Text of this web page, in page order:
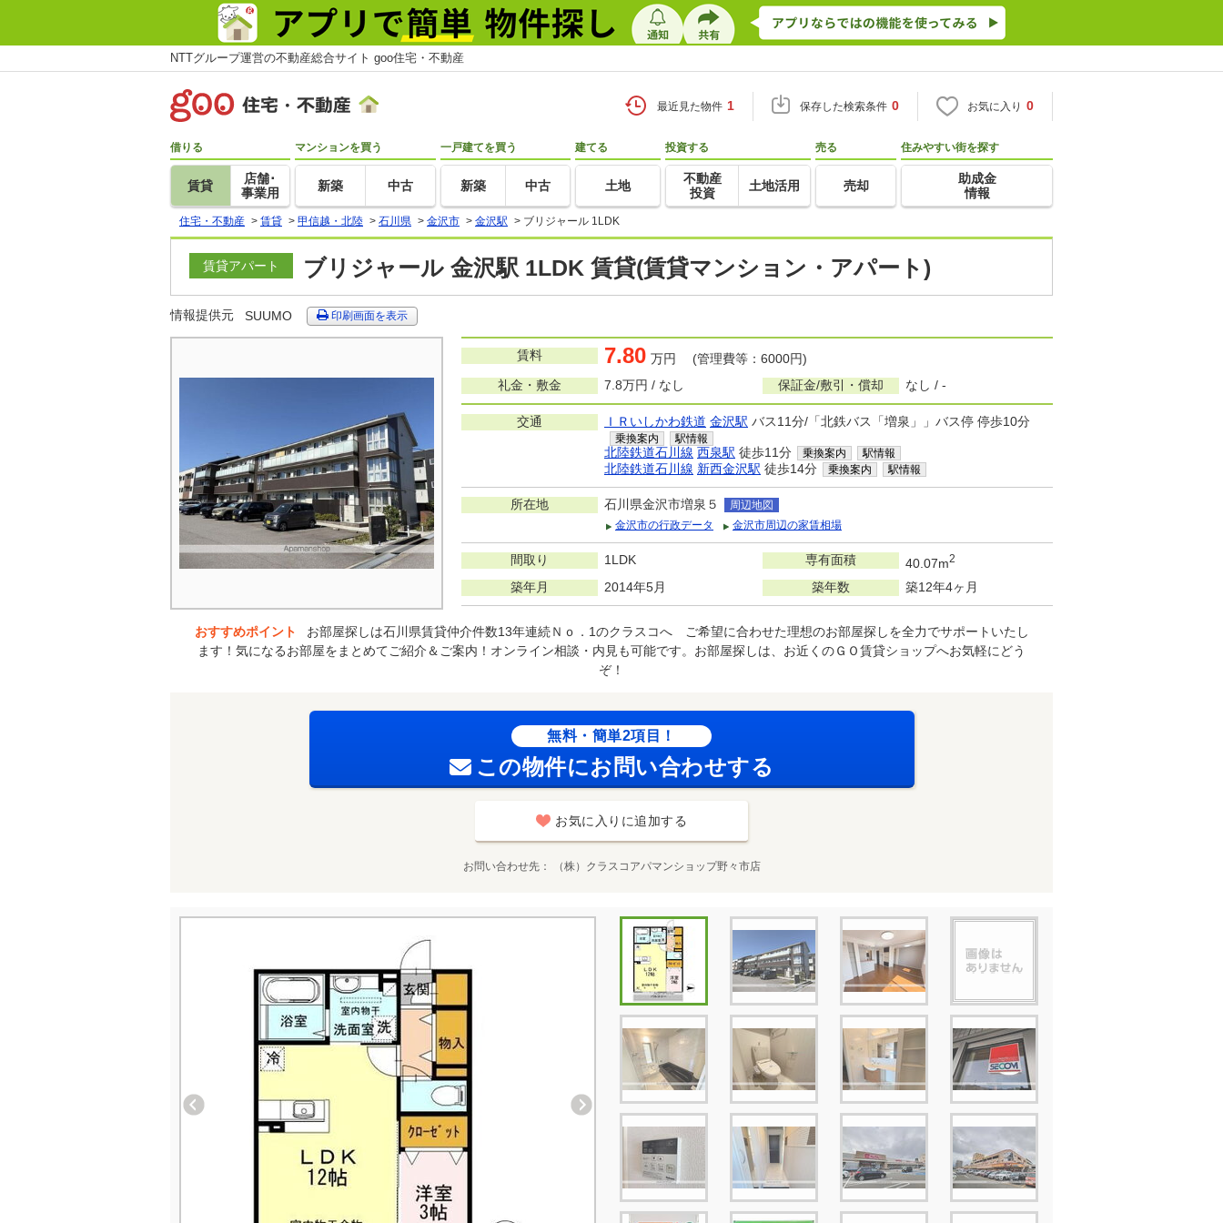
NTTグループ運営の不動産総合サイト goo住宅・不動産
最近見た物件 1 保存した検索条件 0 お気に入り 0
借りる
賃貸
店舗･
事業用
マンションを買う
新築 中古
一戸建てを買う
新築 中古
建てる
土地
投資する
不動産
投資
土地活用
売る
売却
住みやすい街を探す
助成金
情報
住宅・不動産 > 賃貸 > 甲信越・北陸 > 石川県 > 金沢市 > 金沢駅 > ブリジャール 1LDK
賃貸アパート ブリジャール 金沢駅 1LDK 賃貸(賃貸マンション・アパート)
情報提供元 SUUMO 印刷画面を表示
賃料 7.80 万円 (管理費等：6000円)
礼金・敷金
7.8万円 / なし 保証金/敷引・償却 なし / -
交通 ＩＲいしかわ鉄道 金沢駅 バス11分/「北鉄バス「増泉」」バス停 停歩10分
乗換案内 駅情報
北陸鉄道石川線 西泉駅 徒歩11分 乗換案内 駅情報
北陸鉄道石川線 新西金沢駅 徒歩14分 乗換案内 駅情報
所在地 石川県金沢市増泉５
周辺地図
金沢市の行政データ
金沢市周辺の家賃相場
間取り 1LDK 専有面積 40.07m2
築年月 2014年5月 築年数 築12年4ヶ月
おすすめポイント
お部屋探しは石川県賃貸仲介件数13年連続Ｎｏ．1のクラスコへ ご希望に合わせた理想のお部屋探しを全力でサポートいたし
ます！気になるお部屋をまとめてご紹介＆ご案内！オンライン相談・内見も可能です。お部屋探しは、お近くのＧＯ賃貸ショップへお気軽にどう
ぞ！
無料・簡単2項目！
この物件にお問い合わせする
お気に入りに追加する
お問い合わせ先 （株）クラスコアパマンショップ野々市店